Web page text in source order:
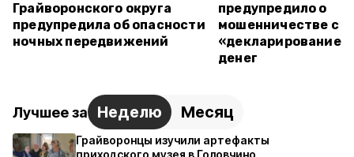
Грайворонского округа
предупредила об опасности
ночных передвижений
предупредило о
мошенничестве с
денег
Лучшее за Неделю Месяц
Грайворонцы изучили артефакты
приходского музея в Головчино